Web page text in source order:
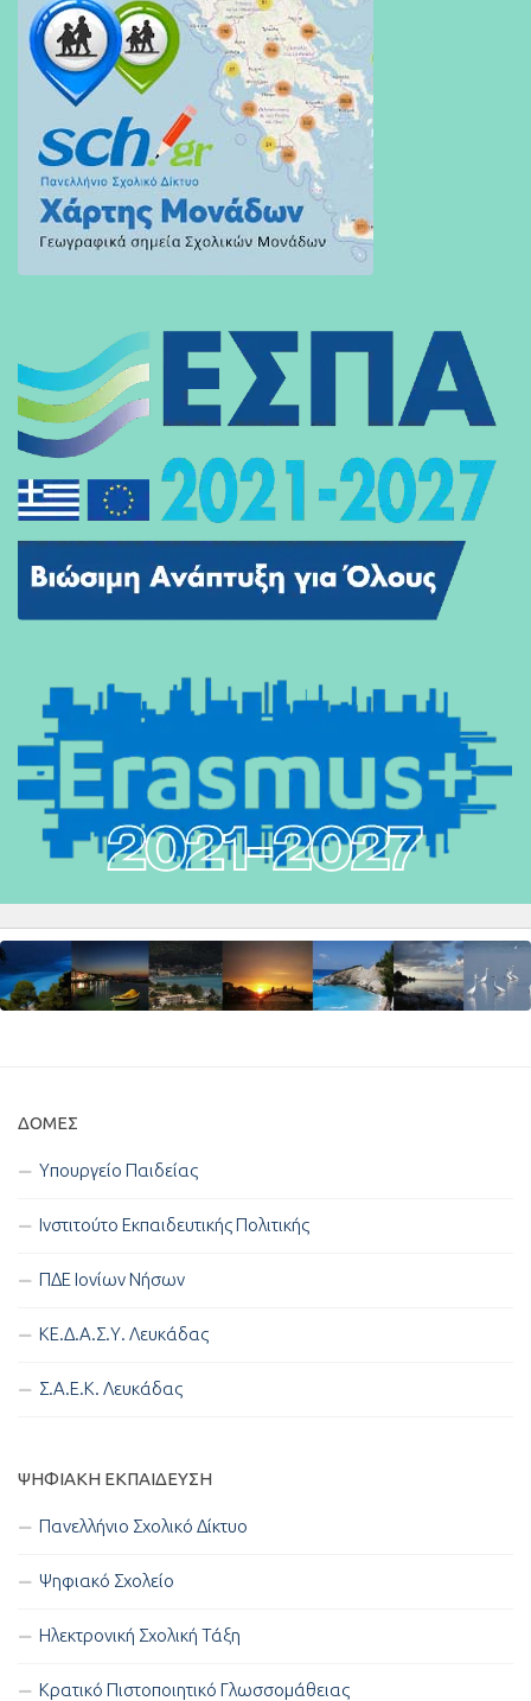
ΔΟΜΈΣ
Υπουργείο Παιδείας
Ινστιτούτο Εκπαιδευτικής Πολιτικής
ΠΔΕ Ιονίων Νήσων
ΚΕ.Δ.Α.Σ.Υ. Λευκάδας
Σ.Α.Ε.Κ. Λευκάδας
ΨΗΦΙΑΚΉ ΕΚΠΑΊΔΕΥΣΗ
Πανελλήνιο Σχολικό Δίκτυο
Ψηφιακό Σχολείο
Ηλεκτρονική Σχολική Τάξη
Κρατικό Πιστοποιητικό Γλωσσομάθειας